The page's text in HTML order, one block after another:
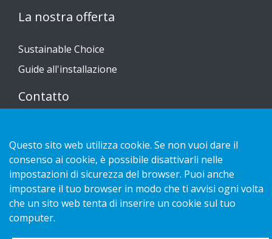
La nostra offerta
Sustainable Choice
Guide all'installazione
Contatto
Cookies
Copyright 2026 HL Display AB. All rights reserved.
Questo sito web utilizza cookie. Se non vuoi dare il
consenso ai cookie, è possibile disattivarli nelle
impostazioni di sicurezza del browser. Puoi anche
impostare il tuo browser in modo che ti avvisi ogni volta
che un sito web tenta di inserire un cookie sul tuo
computer.